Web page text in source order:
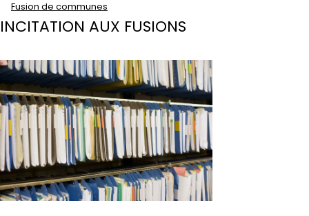
Fusion de communes
INCITATION AUX FUSIONS